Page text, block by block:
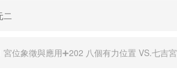
二
位象徵與應用➕202 八個有力位置 VS.七吉宮